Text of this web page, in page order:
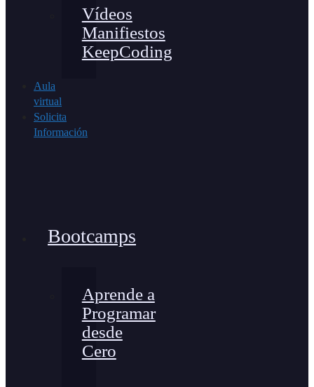
Vídeos
Manifiestos
KeepCoding
Aula
virtual
Solicita
Información
Bootcamps
Aprende a
Programar
desde
Cero